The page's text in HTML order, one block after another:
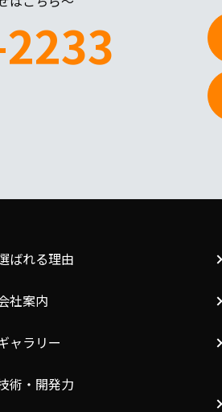
ばれる理由
社案内
ャラリー
術・開発力